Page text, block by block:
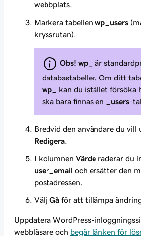
webbplats.
Markera tabellen wp_users
kryssrutan).
Obs! wp_
är
databastabeller. Om ditt
wp_
kan du istället försöka
ska bara finnas en
_users-
Bredvid den användare du vill
Redigera
I kolumnen Värde raderar du
user_email och ersätter den
postadressen.
Välj Gå för att tillämpa
Uppdatera WordPress-
webbläsare och begär länken för